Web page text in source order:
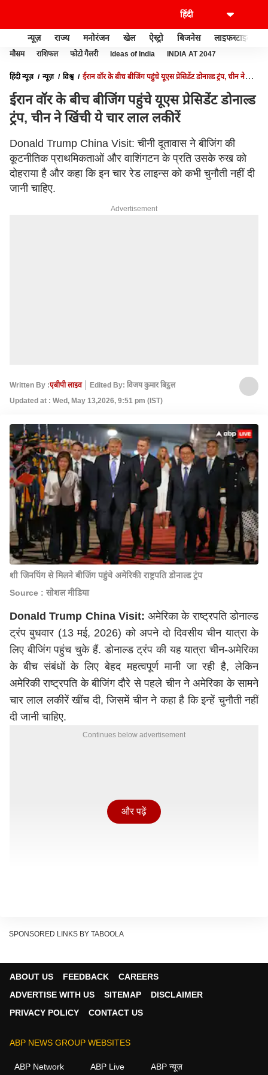
न्यूज़ राज्य मनोरंजन खेल ऐस्ट्रो बिजनेस लाइफस्टाइल
मौसम राशिफल फोटो गैलरी Ideas of India INDIA AT 2047
हिंदी न्यूज़ न्यूज़ विश्व
ईरान वॉर के बीच बीजिंग पहुंचे यूएस प्रेसिडेंट डोनाल्ड ट्रंप, चीन ने
ईरान वॉर के बीच बीजिंग पहुंचे यूएस प्रेसिडेंट डोनाल्ड
ट्रंप, चीन ने खिंची ये चार लाल लकीरें
Donald Trump China Visit: चीनी दूतावास ने बीजिंग की
कूटनीतिक प्राथमिकताओं और वाशिंगटन के प्रति उसके रुख को
दोहराया है और कहा कि इन चार रेड लाइन्स को कभी चुनौती नहीं दी
जानी चाहिए.
Advertisement
Written By :एबीपी लाइव
Edited By: विजय कुमार बिट्ठल
Updated at : Wed, May 13,2026, 9:51 pm (IST)
शी जिनपिंग से मिलने बीजिंग पहुंचे अमेरिकी राष्ट्रपति डोनाल्ड ट्रंप
Source : सोशल मीडिया
Donald Trump China Visit: अमेरिका के राष्ट्रपति डोनाल्ड
ट्रंप बुधवार (13 मई, 2026) को अपने दो दिवसीय चीन यात्रा के
लिए बीजिंग पहुंच चुके हैं.डोनाल्ड ट्रंप की यह यात्रा चीन-अमेरिका
के बीच संबंधों के लिए बेहद महत्वपूर्ण मानी जा रही है, लेकिन
अमेरिकी राष्ट्रपति के बीजिंग दौरे से पहले चीन ने अमेरिका के सामने
चार लाल लकीरें खींच दी, जिसमें चीन ने कहा है कि इन्हें चुनौती नहीं
दी जानी चाहिए.
Continues below advertisement
Key points generated by AI, verified by newsroom
अमेरिका स्थित चीनी दूतावास ने हाल ही में चीन-अमेरिका संबंधों को
और पढ़ें
SPONSORED LINKS BY TABOOLA
ABOUT US FEEDBACK
CAREERS
ADVERTISE WITH US
SITEMAP
DISCLAIMER
PRIVACY POLICY
CONTACT US
ABP NEWS GROUP WEBSITES
ABP Network ABP Live ABP न्यूज़